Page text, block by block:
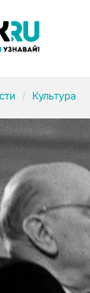
Культура